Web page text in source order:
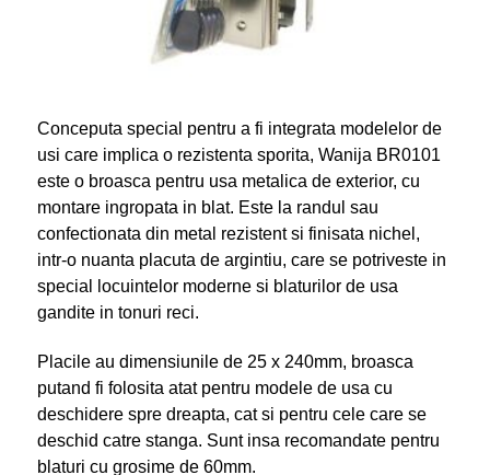
Conceputa special pentru a fi integrata modelelor de
usi care implica o rezistenta sporita, Wanija BR0101
este o broasca pentru usa metalica de exterior, cu
montare ingropata in blat. Este la randul sau
confectionata din metal rezistent si finisata nichel,
intr-o nuanta placuta de argintiu, care se potriveste in
special locuintelor moderne si blaturilor de usa
gandite in tonuri reci.
Placile au dimensiunile de 25 x 240mm, broasca
putand fi folosita atat pentru modele de usa cu
deschidere spre dreapta, cat si pentru cele care se
deschid catre stanga. Sunt insa recomandate pentru
blaturi cu grosime de 60mm.